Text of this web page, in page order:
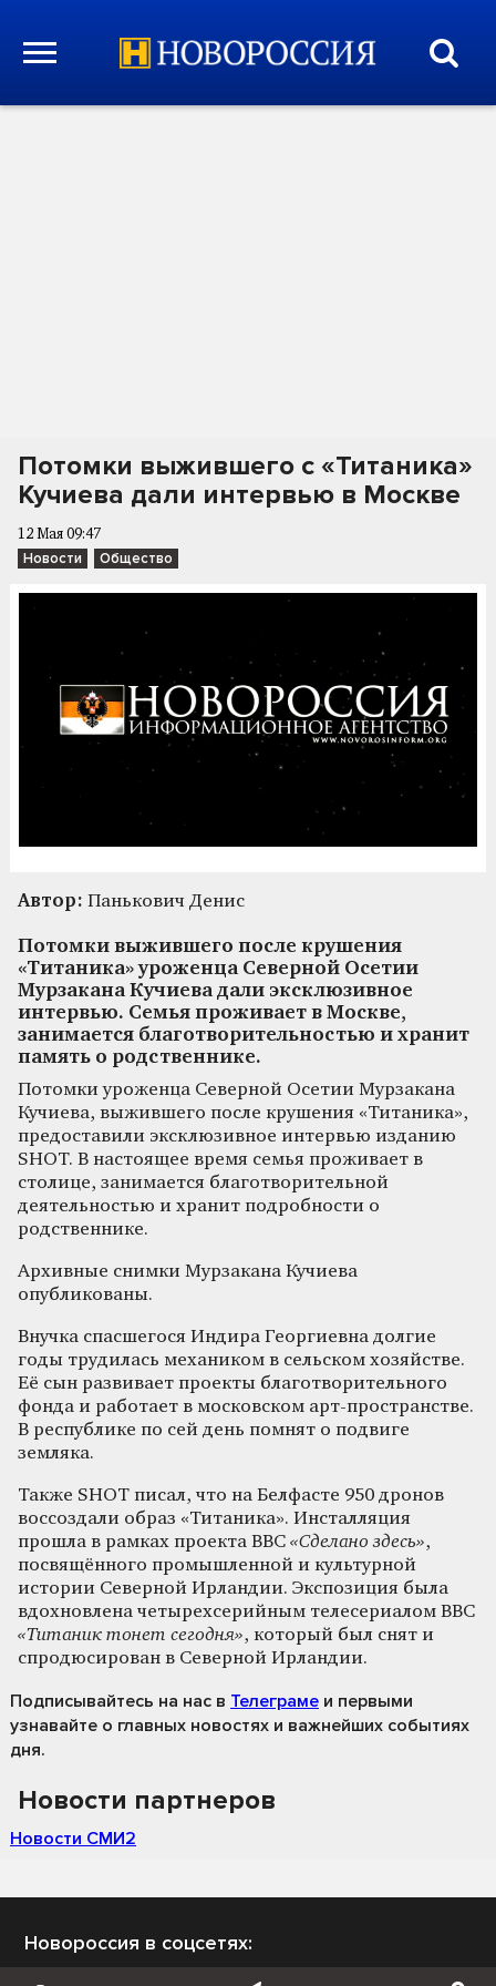
Потомки выжившего с «Титаника»
Кучиева дали интервью в Москве
12 Мая 09:47
Новости Общество
Автор: Панькович Денис
Потомки выжившего после крушения
«Титаника» уроженца Северной Осетии
Мурзакана Кучиева дали эксклюзивное
интервью. Семья проживает в Москве,
занимается благотворительностью и хранит
память о родственнике.
Потомки уроженца Северной Осетии Мурзакана
Кучиева, выжившего после крушения «Титаника»,
предоставили эксклюзивное интервью изданию
SHOT. В настоящее время семья проживает в
столице, занимается благотворительной
деятельностью и хранит подробности о
родственнике.
Архивные снимки Мурзакана Кучиева
опубликованы.
Внучка спасшегося Индира Георгиевна долгие
годы трудилась механиком в сельском хозяйстве.
Её сын развивает проекты благотворительного
фонда и работает в московском арт-пространстве.
В республике по сей день помнят о подвиге
земляка.
Также SHOT писал, что на Белфасте 950 дронов
воссоздали образ «Титаника». Инсталляция
прошла в рамках проекта BBC «Сделано здесь»,
посвящённого промышленной и культурной
истории Северной Ирландии. Экспозиция была
вдохновлена четырехсерийным телесериалом BBC
«Титаник тонет сегодня», который был снят и
спродюсирован в Северной Ирландии.
Подписывайтесь на нас в Телеграме и первыми
узнавайте о главных новостях и важнейших событиях
дня.
Новости партнеров
Новости СМИ2
Новороссия в соцсетях: